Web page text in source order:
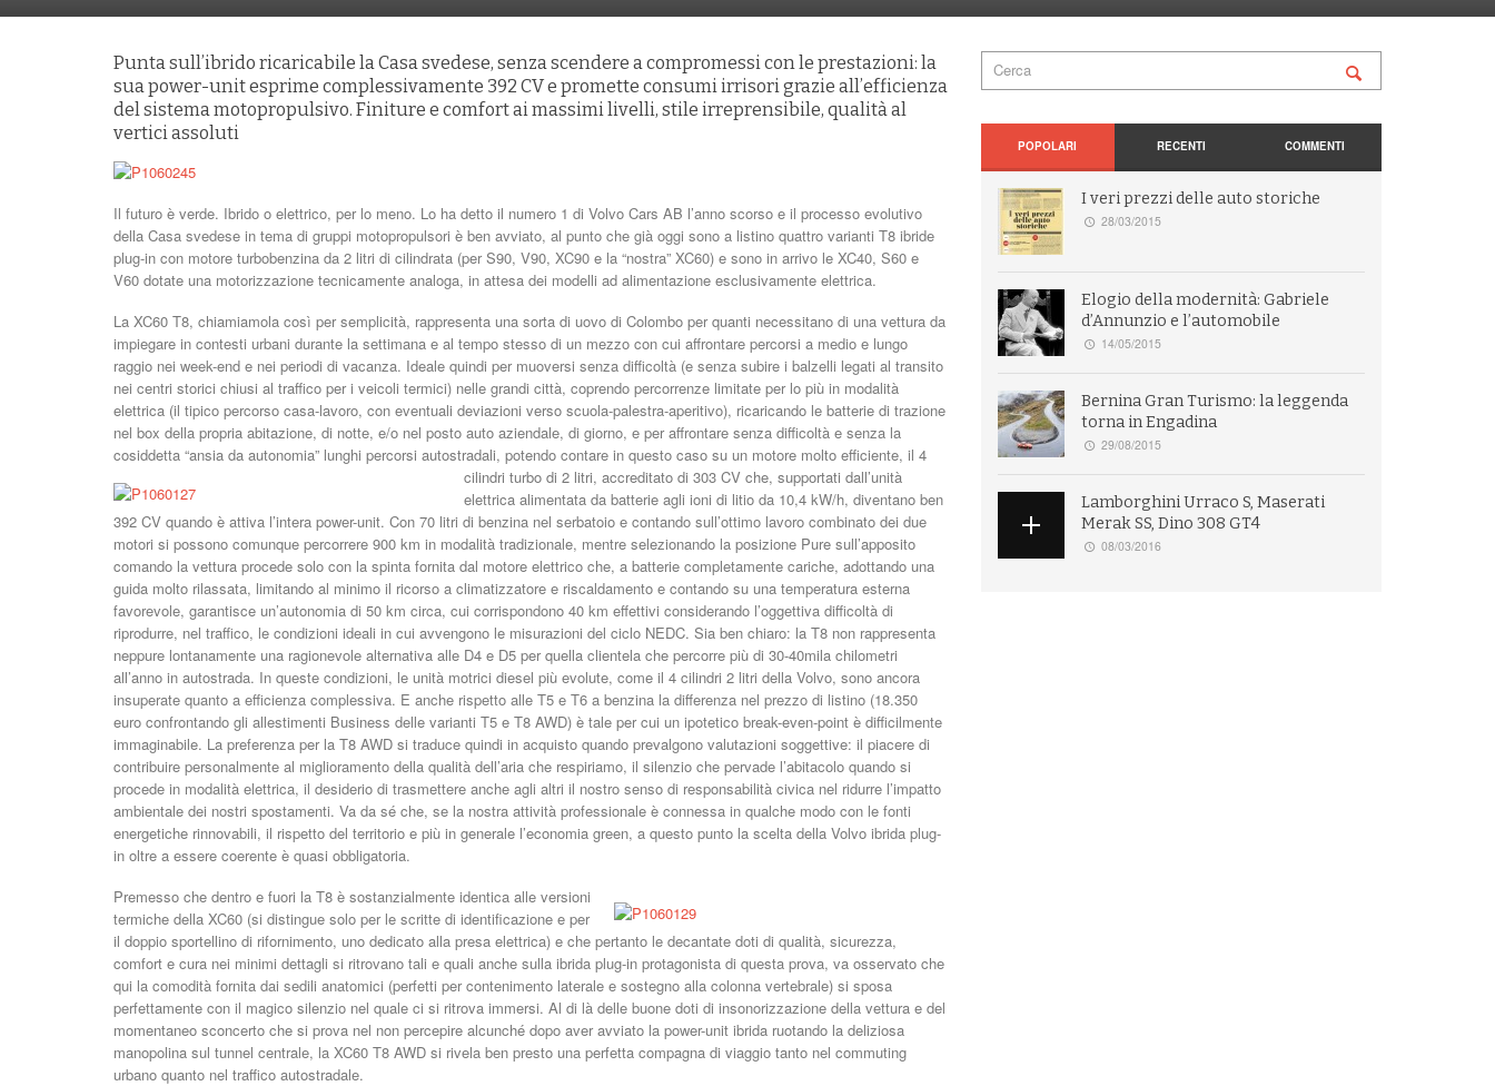
Punta sull’ibrido ricaricabile la Casa svedese, senza scendere a compromessi con le prestazioni: la
sua power-unit esprime complessivamente 392 CV e promette consumi irrisori grazie all’efficienza
del sistema motopropulsivo. Finiture e comfort ai massimi livelli, stile irreprensibile, qualità al
vertici assoluti
Il futuro è verde. Ibrido o elettrico, per lo meno. Lo ha detto il numero 1 di Volvo Cars AB l’anno scorso e il processo evolutivo
della Casa svedese in tema di gruppi motopropulsori è ben avviato, al punto che già oggi sono a listino quattro varianti T8 ibride
plug-in con motore turbobenzina da 2 litri di cilindrata (per S90, V90, XC90 e la “nostra” XC60) e sono in arrivo le XC40, S60 e
V60 dotate una motorizzazione tecnicamente analoga, in attesa dei modelli ad alimentazione esclusivamente elettrica.
La XC60 T8, chiamiamola così per semplicità, rappresenta una sorta di uovo di Colombo per quanti necessitano di una vettura da
impiegare in contesti urbani durante la settimana e al tempo stesso di un mezzo con cui affrontare percorsi a medio e lungo
raggio nei week-end e nei periodi di vacanza. Ideale quindi per muoversi senza difficoltà (e senza subire i balzelli legati al transito
nei centri storici chiusi al traffico per i veicoli termici) nelle grandi città, coprendo percorrenze limitate per lo più in modalità
elettrica (il tipico percorso casa-lavoro, con eventuali deviazioni verso scuola-palestra-aperitivo), ricaricando le batterie di trazione
nel box della propria abitazione, di notte, e/o nel posto auto aziendale, di giorno, e per affrontare senza difficoltà e senza la
cosiddetta “ansia da autonomia” lunghi percorsi autostradali, potendo contare in questo caso su un motore molto efficiente, il 4
cilindri turbo di 2 litri, accreditato di 303 CV che, supportati dall’unità
elettrica alimentata da batterie agli ioni di litio da 10,4 kW/h, diventano ben
392 CV quando è attiva l’intera power-unit. Con 70 litri di benzina nel serbatoio e contando sull’ottimo lavoro combinato dei due
motori si possono comunque percorrere 900 km in modalità tradizionale, mentre selezionando la posizione Pure sull’apposito
comando la vettura procede solo con la spinta fornita dal motore elettrico che, a batterie completamente cariche, adottando una
guida molto rilassata, limitando al minimo il ricorso a climatizzatore e riscaldamento e contando su una temperatura esterna
favorevole, garantisce un’autonomia di 50 km circa, cui corrispondono 40 km effettivi considerando l’oggettiva difficoltà di
riprodurre, nel traffico, le condizioni ideali in cui avvengono le misurazioni del ciclo NEDC. Sia ben chiaro: la T8 non rappresenta
neppure lontanamente una ragionevole alternativa alle D4 e D5 per quella clientela che percorre più di 30-40mila chilometri
all’anno in autostrada. In queste condizioni, le unità motrici diesel più evolute, come il 4 cilindri 2 litri della Volvo, sono ancora
insuperate quanto a efficienza complessiva. E anche rispetto alle T5 e T6 a benzina la differenza nel prezzo di listino (18.350
euro confrontando gli allestimenti Business delle varianti T5 e T8 AWD) è tale per cui un ipotetico break-even-point è difficilmente
immaginabile. La preferenza per la T8 AWD si traduce quindi in acquisto quando prevalgono valutazioni soggettive: il piacere di
contribuire personalmente al miglioramento della qualità dell’aria che respiriamo, il silenzio che pervade l’abitacolo quando si
procede in modalità elettrica, il desiderio di trasmettere anche agli altri il nostro senso di responsabilità civica nel ridurre l’impatto
ambientale dei nostri spostamenti. Va da sé che, se la nostra attività professionale è connessa in qualche modo con le fonti
energetiche rinnovabili, il rispetto del territorio e più in generale l’economia green, a questo punto la scelta della Volvo ibrida plug-
in oltre a essere coerente è quasi obbligatoria.
Premesso che dentro e fuori la T8 è sostanzialmente identica alle versioni
termiche della XC60 (si distingue solo per le scritte di identificazione e per
il doppio sportellino di rifornimento, uno dedicato alla presa elettrica) e che pertanto le decantate doti di qualità, sicurezza,
comfort e cura nei minimi dettagli si ritrovano tali e quali anche sulla ibrida plug-in protagonista di questa prova, va osservato che
qui la comodità fornita dai sedili anatomici (perfetti per contenimento laterale e sostegno alla colonna vertebrale) si sposa
perfettamente con il magico silenzio nel quale ci si ritrova immersi. Al di là delle buone doti di insonorizzazione della vettura e del
momentaneo sconcerto che si prova nel non percepire alcunché dopo aver avviato la power-unit ibrida ruotando la deliziosa
manopolina sul tunnel centrale, la XC60 T8 AWD si rivela ben presto una perfetta compagna di viaggio tanto nel commuting
urbano quanto nel traffico autostradale.
POPOLARI RECENTI COMMENTI
I veri prezzi delle auto storiche
28/03/2015
Elogio della modernità: Gabriele
d’Annunzio e l’automobile
14/05/2015
Bernina Gran Turismo: la leggenda
torna in Engadina
29/08/2015
Lamborghini Urraco S, Maserati
Merak SS, Dino 308 GT4
08/03/2016